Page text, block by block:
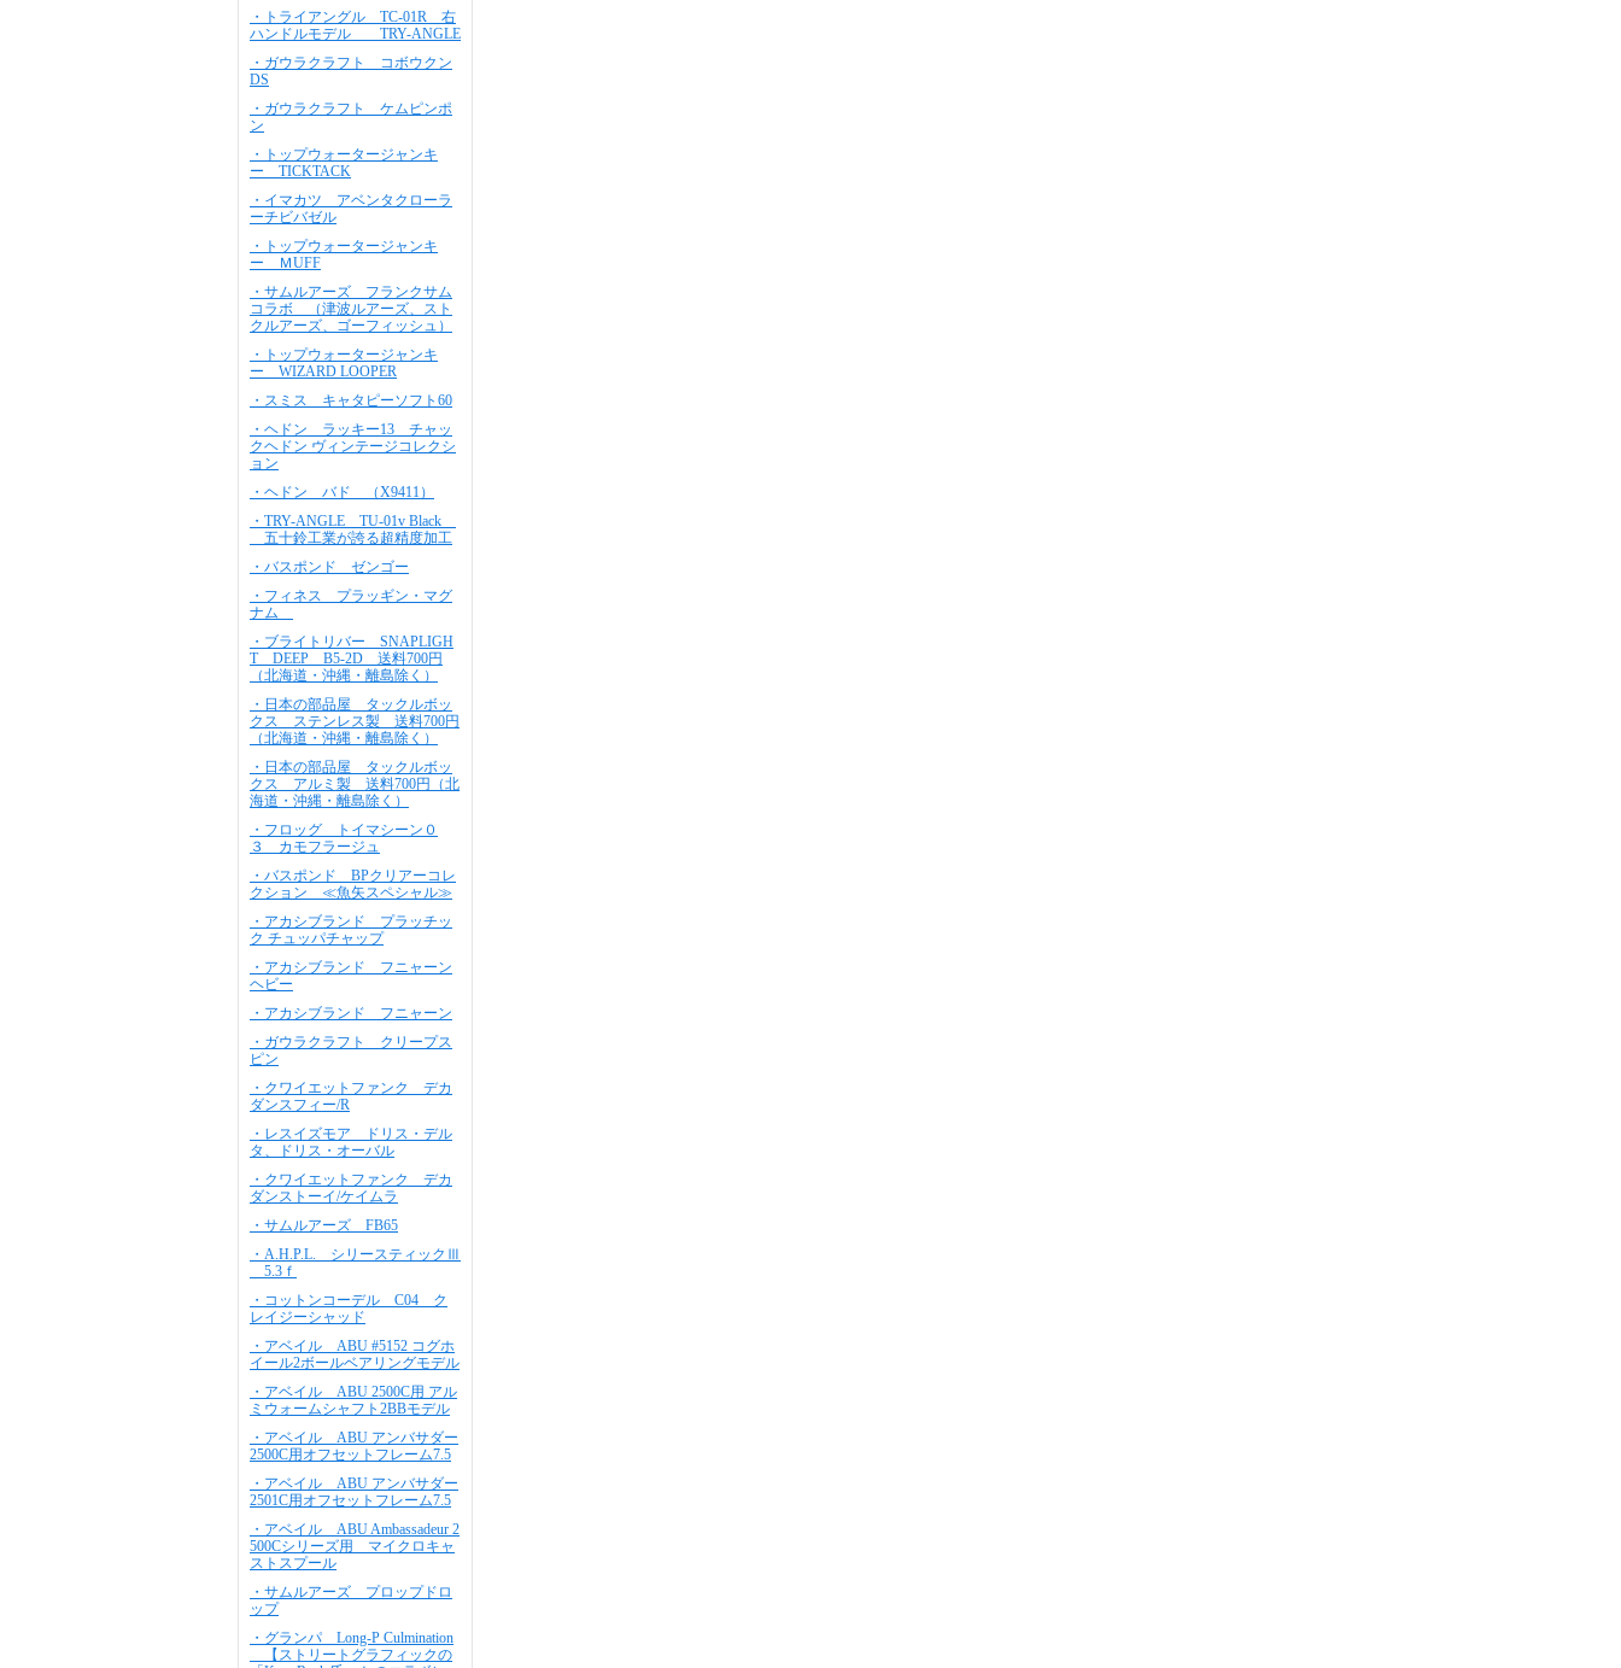
・トライアングル TC-01R 右
ハンドルモデル TRY-ANGLE
・ガウラクラフト コボウクン
DS
・ガウラクラフト ケムピンポ
ン
・トップウォータージャンキ
ー TICKTACK
・イマカツ アベンタクローラ
ーチビバゼル
・トップウォータージャンキ
ー ＭUFF
・サムルアーズ フランクサム
コラボ （津波ルアーズ、スト
クルアーズ、ゴーフィッシュ）
・トップウォータージャンキ
ー WIZARD LOOPER
・スミス キャタピーソフト60
・ヘドン ラッキー13 チャッ
クヘドン ヴィンテージコレクシ
ョン
・ヘドン バド （X9411）
・TRY-ANGLE TU-01v Black
五十鈴工業が誇る超精度加工
・バスポンド ゼンゴー
・フィネス プラッギン・マグ
ナム
・ブライトリバー SNAPLIGH
T DEEP B5-2D 送料700円
（北海道・沖縄・離島除く）
・日本の部品屋 タックルボッ
クス ステンレス製 送料700円
（北海道・沖縄・離島除く）
・日本の部品屋 タックルボッ
クス アルミ製 送料700円（北
海道・沖縄・離島除く）
・フロッグ トイマシーン０
３ カモフラージュ
・バスポンド BPクリアーコレ
クション ≪魚矢スペシャル≫
・アカシブランド プラッチッ
ク チュッパチャップ
・アカシブランド フニャーン
ヘビー
・アカシブランド フニャーン
・ガウラクラフト クリープス
ピン
・クワイエットファンク デカ
ダンスフィー/R
・レスイズモア ドリス・デル
タ、ドリス・オーバル
・クワイエットファンク デカ
ダンストーイ/ケイムラ
・サムルアーズ FB65
・A.H.P.L. シリースティックⅢ
5.3ｆ
・コットンコーデル C04 ク
レイジーシャッド
・アベイル ABU #5152 コグホ
イール2ボールベアリングモデル
・アベイル ABU 2500C用 アル
ミウォームシャフト2BBモデル
・アベイル ABU アンバサダー
2500C用オフセットフレーム7.5
・アベイル ABU アンバサダー
2501C用オフセットフレーム7.5
・アベイル ABU Ambassadeur 2
500Cシリーズ用 マイクロキャ
ストスプール
・サムルアーズ プロップドロ
ップ
・グランパ Long-P Culmination
【ストリートグラフィックの